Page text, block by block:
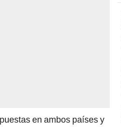
en ambos países y